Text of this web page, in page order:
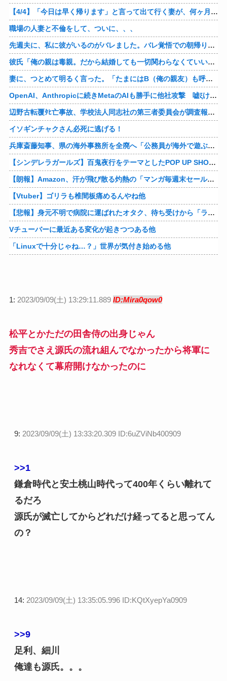
【4/4】「今日は早く帰ります」と言って出て行く妻が、何ヶ月ぶりだろう、見送る私に振り返って手を振っている。罪のなせる気持ちの表れなのか。今日の午後調査員から連絡が入る…
職場の人妻と不倫をして、ついに、、、
先週夫に、私に彼がいるのがバレました。バレ覚悟での朝帰りでしたが・・・ 私は意志を持って彼に抱かれました。その時にはもう結婚生活を終わりにする覚悟が出来ていました。
彼氏「俺の親は毒親。だから結婚しても一切関わらなくていい」私「うん」彼氏「そのかわり俺もお前の親と一切関わらない。結婚の挨拶にも行かない」私「えっ」
妻に、つとめて明るく言った。「たまにはB（俺の親友）も呼んで家で鍋でもしようか。」妻は箸を持つ手をブルブル震わせながら「何でBさんなの？」と。お前の浮気相手だからだよ！！
OpenAI、Anthropicに続きMetaのAIも勝手に他社攻撃 嘘ξけど何これ流行ってんの？
辺野古転覆ﾀﾋ亡事故、学校法人同志社の第三者委員会が調査報告書を公表 … 安全配慮義務違反や安全管理に関する検証を妨げた組織風土の存在を指摘
イソギンチャクさん必死に逃げる！
兵庫斎藤知事、県の海外事務所を全廃へ「公務員が海外で遊ぶためにあるだけ」
【シンデレラガールズ】百鬼夜行をテーマとしたPOP UP SHOPが東京・大阪にて開催
【朗報】Amazon、汗が飛び散る灼熱の「マンガ毎週末セール（50%還元）」を開催！他
【Vtuber】ゴリラも椎間板痛めるんやね他
【悲報】身元不明で病院に運ばれたオタク、待ち受けから「ラブライブ」と呼ばれるｗｗｗｗ他
Vチューバーに最近ある変化が起きつつある他
「Linuxで十分じゃね…？」世界が気付き始める他
1: 2023/09/09(土) 13:29:11.889 ID:Mira0qow0
松平とかただの田舎侍の出身じゃん
秀吉でさえ源氏の流れ組んでなかったから将軍に
なれなくて幕府開けなかったのに
9: 2023/09/09(土) 13:33:20.309 ID:6uZViNb400909
>>1
鎌倉時代と安土桃山時代って400年くらい離れて
るだろ
源氏が滅亡してからどれだけ経ってると思ってん
の？
14: 2023/09/09(土) 13:35:05.996 ID:KQtXyepYa0909
>>9
足利、細川
俺達も源氏。。。